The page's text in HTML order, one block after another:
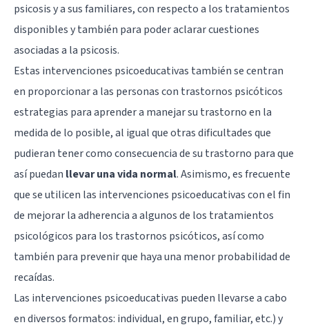
psicosis y a sus familiares, con respecto a los tratamientos
disponibles y también para poder aclarar cuestiones
asociadas a la psicosis.
Estas intervenciones psicoeducativas también se centran
en proporcionar a las personas con trastornos psicóticos
estrategias para aprender a manejar su trastorno en la
medida de lo posible, al igual que otras dificultades que
pudieran tener como consecuencia de su trastorno para que
así puedan llevar una vida normal. Asimismo, es frecuente
que se utilicen las intervenciones psicoeducativas con el fin
de mejorar la adherencia a algunos de los tratamientos
psicológicos para los trastornos psicóticos, así como
también para prevenir que haya una menor probabilidad de
recaídas.
Las intervenciones psicoeducativas pueden llevarse a cabo
en diversos formatos: individual, en grupo, familiar, etc.) y